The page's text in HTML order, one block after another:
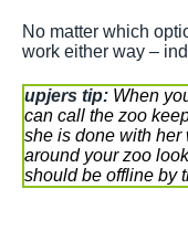
No matter which
work either way –
upjers tip: When
can call the zoo
she is done with
around your zoo
should be offline by